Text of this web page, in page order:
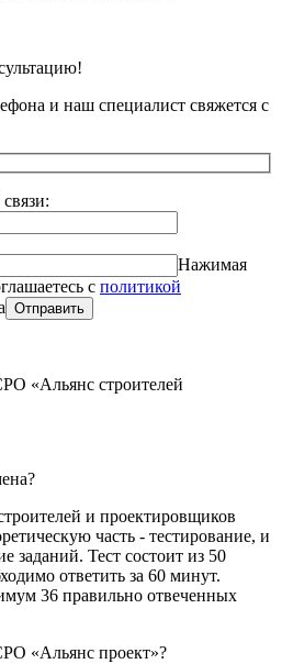
и наш специалист свяжется с
Нажимая
с политикой
Отправить
«Альянс строителей
и проектировщиков
часть - тестирование, и
заданий. Тест состоит из 50
ответить за 60 минут.
36 правильно отвеченных
«Альянс проект»?